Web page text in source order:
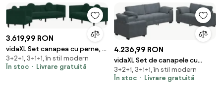
3.619,99 RON
vidaXL Set canapea cu perne, 3
piese, verde închis, catifea
3+2+1, 3+1+1, în stil modern
În stoc
Livrare gratuită
4.236,99 RON
vidaXL Set de canapele cu
perne, 3 piese, gri închis,
catifea
3+2+1, 3+1+1, în stil modern
În stoc
Livrare gratuită